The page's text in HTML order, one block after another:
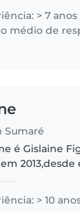
o que
> 7 anos
médio de
Sumaré
é Gislaine
e
> 10